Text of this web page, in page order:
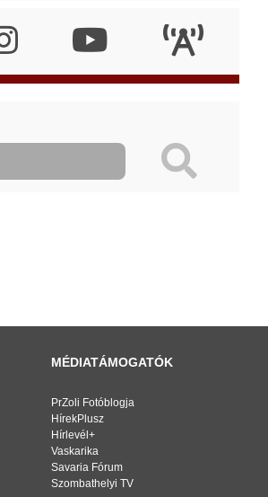
MÉDIATÁMOGATÓK
PrZoli Fotóblogja
HírekPlusz
Hírlevél+
Vaskarika
Savaria Fórum
Szombathelyi TV